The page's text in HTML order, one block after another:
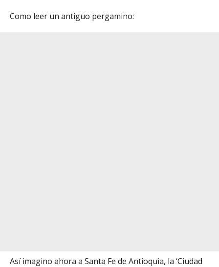
Como leer un antiguo pergamino:
Así imagino ahora a Santa Fe de Antioquia, la ‘Ciudad